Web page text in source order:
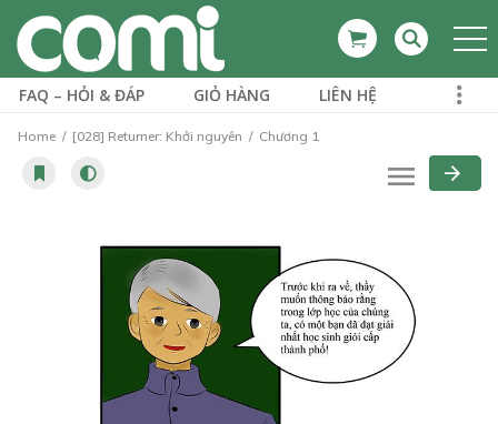
FAQ – HỎI & ĐÁP GIỎ HÀNG LIÊN HỆ
Home [028] Returner: Khởi nguyên Chương 1